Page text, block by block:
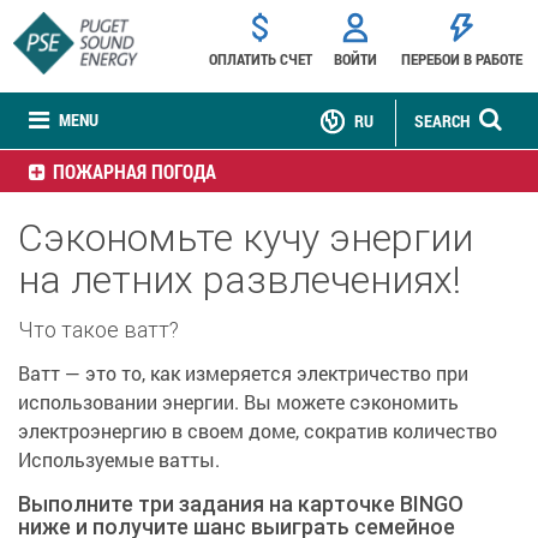
MENU
ОПЛАТИТЬ СЧЕТ ВОЙТИ ПЕРЕБОИ В РАБОТЕ
SEARCH
RU
ПОЖАРНАЯ ПОГОДА
Сэкономьте кучу энергии
на летних развлечениях!
Что такое ватт?
Ватт — это то, как измеряется электричество при
использовании энергии. Вы можете сэкономить
электроэнергию в своем доме, сократив количество
Используемые ватты.
Выполните три задания на карточке BINGO
ниже и получите шанс выиграть семейное